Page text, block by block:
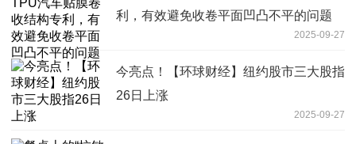
利，有效避免收卷平面凹凸不平的问题
2025-09-27
今亮点！【环球财经】纽约股市三大股指
26日上涨
2025-09-27